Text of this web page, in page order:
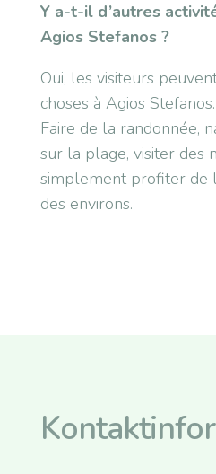
Y a-t-il d’autres
Agios Stefanos ?
Oui, les visiteurs
choses à Agios Stefanos.
Faire de la randonnée,
sur la plage, visiter des
simplement profiter de
des environs.